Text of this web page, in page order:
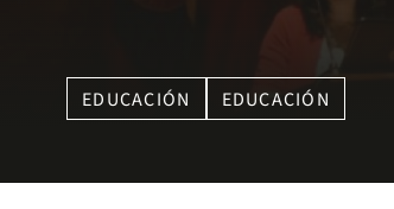
EDUCACIÓN EDUCACIÓN